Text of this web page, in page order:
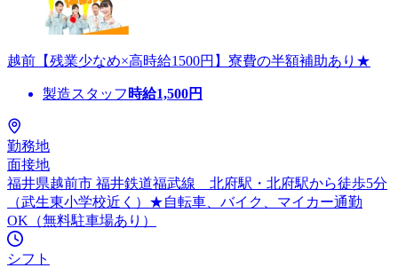
越前【残業少なめ×高時給1500円】寮費の半額補助あり★
製造スタッフ 時給1,500円
勤務地
面接地
福井県越前市 福井鉄道福武線 北府駅・北府駅から徒歩5分
（武生東小学校近く）★自転車、バイク、マイカー通勤
OK（無料駐車場あり）
シフト